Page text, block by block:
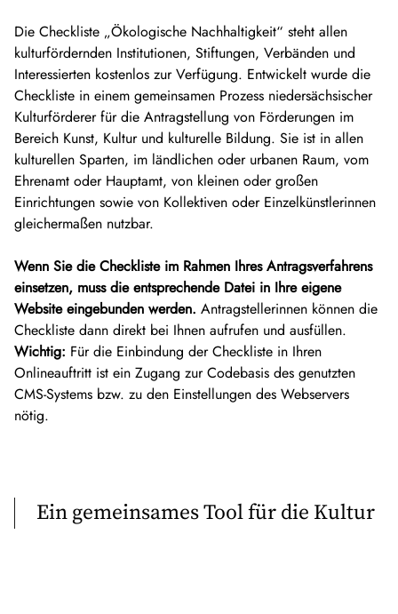
Die Checkliste „Ökologische Nachhaltigkeit“ steht allen
kulturfördernden Institutionen, Stiftungen, Verbänden und
Interessierten kostenlos zur Verfügung. Entwickelt wurde die
Checkliste in einem gemeinsamen Prozess niedersächsischer
Kulturförderer für die Antragstellung von Förderungen im
Bereich Kunst, Kultur und kulturelle Bildung. Sie ist in allen
kulturellen Sparten, im ländlichen oder urbanen Raum, vom
Ehrenamt oder Hauptamt, von kleinen oder großen
Einrichtungen sowie von Kollektiven oder Einzelkünstlerinnen
gleichermaßen nutzbar.
Wenn Sie die Checkliste im Rahmen Ihres Antragsverfahrens
einsetzen, muss die entsprechende Datei in Ihre eigene
Website eingebunden werden. Antragstellerinnen können die
Checkliste dann direkt bei Ihnen aufrufen und ausfüllen.
Wichtig: Für die Einbindung der Checkliste in Ihren
Onlineauftritt ist ein Zugang zur Codebasis des genutzten
CMS-Systems bzw. zu den Einstellungen des Webservers
nötig.
Ein gemeinsames Tool für die Kultur